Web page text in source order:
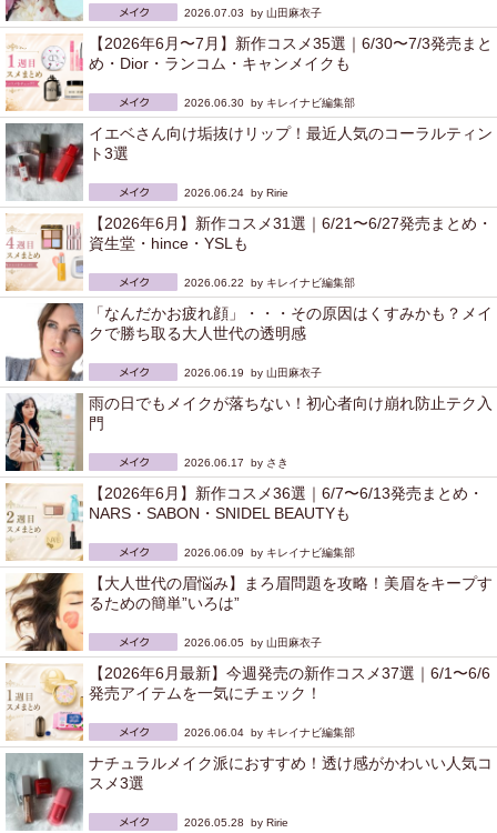
2026.07.03 by 山田麻衣子
【2026年6月〜7月】新作コスメ35選｜6/30〜7/3発売まと
め・Dior・ランコム・キャンメイクも
2026.06.30 by キレイナビ編集部
イエベさん向け垢抜けリップ！最近人気のコーラルティン
ト3選
2026.06.24 by Ririe
【2026年6月】新作コスメ31選｜6/21〜6/27発売まとめ・
資生堂・hince・YSLも
2026.06.22 by キレイナビ編集部
「なんだかお疲れ顔」・・・その原因はくすみかも？メイ
クで勝ち取る大人世代の透明感
2026.06.19 by 山田麻衣子
雨の日でもメイクが落ちない！初心者向け崩れ防止テク入
門
2026.06.17 by さき
【2026年6月】新作コスメ36選｜6/7〜6/13発売まとめ・
NARS・SABON・SNIDEL BEAUTYも
2026.06.09 by キレイナビ編集部
【大人世代の眉悩み】まろ眉問題を攻略！美眉をキープす
るための簡単”いろは”
2026.06.05 by 山田麻衣子
【2026年6月最新】今週発売の新作コスメ37選｜6/1〜6/6
発売アイテムを一気にチェック！
2026.06.04 by キレイナビ編集部
ナチュラルメイク派におすすめ！透け感がかわいい人気コ
スメ3選
2026.05.28 by Ririe